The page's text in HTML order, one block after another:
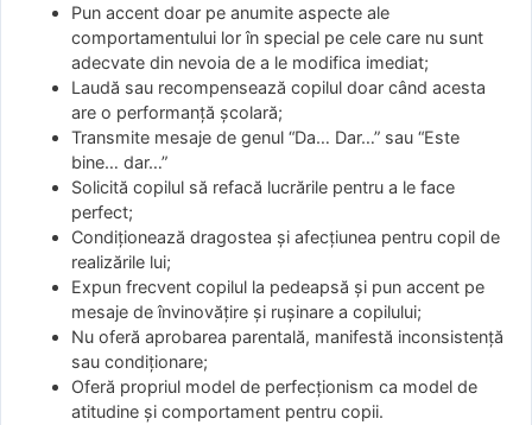
Pun accent doar pe anumite aspecte ale
comportamentului lor în special pe cele care nu sunt
adecvate din nevoia de a le modifica imediat;
Laudă sau recompensează copilul doar când acesta
are o performanță școlară;
Transmite mesaje de genul “Da… Dar…” sau “Este
bine… dar…”
Solicită copilul să refacă lucrările pentru a le face
perfect;
Condiționează dragostea și afecțiunea pentru copil de
realizările lui;
Expun frecvent copilul la pedeapsă și pun accent pe
mesaje de învinovățire și rușinare a copilului;
Nu oferă aprobarea parentală, manifestă inconsistență
sau condiționare;
Oferă propriul model de perfecționism ca model de
atitudine și comportament pentru copii.